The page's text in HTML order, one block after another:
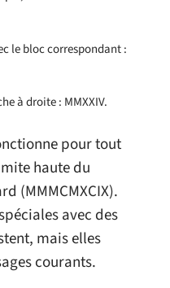
le bloc correspondant :
à droite : MMXXIV.
pour tout
haute du
(MMMCMXCIX).
avec des
mais elles
courants.